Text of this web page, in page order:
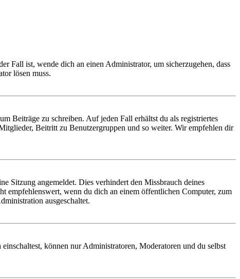
Fall ist, wende dich an einen Administrator, um sicherzugehen, dass
lösen muss.
Beiträge zu schreiben. Auf jeden Fall erhältst du als registriertes
Beitritt zu Benutzergruppen und so weiter. Wir empfehlen dir
Sitzung angemeldet. Dies verhindert den Missbrauch deines
empfehlenswert, wenn du dich an einem öffentlichen Computer, zum
ausgeschaltet.
können nur Administratoren, Moderatoren und du selbst